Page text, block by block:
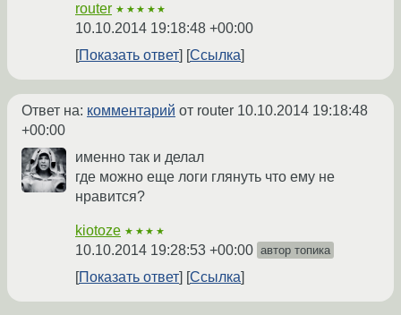
router ★★★★★
10.10.2014 19:18:48 +00:00
Показать ответ
Ссылка
Ответ на: комментарий от router 10.10.2014 19:18:48
+00:00
именно так и делал
где можно еще логи глянуть что ему не
нравится?
kiotoze ★★★★
10.10.2014 19:28:53 +00:00 автор топика
Показать ответ Ссылка